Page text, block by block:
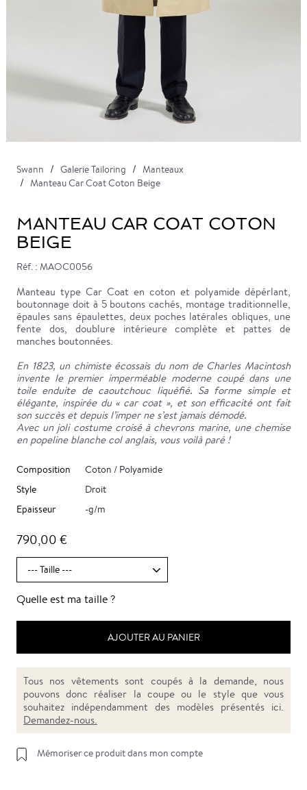
Swann Galerie Tailoring
Manteaux
Manteau Car Coat Coton Beige
MANTEAU CAR COAT COTON
BEIGE
Réf. : MAOC0056
Manteau type Car Coat en coton et polyamide dépérlant,
boutonnage doit à 5 boutons cachés, montage traditionnelle,
épaules sans épaulettes, deux poches latérales obliques, une
fente dos, doublure intérieure complète et pattes de
manches boutonnées.
En 1823, un chimiste écossais du nom de Charles Macintosh
invente le premier imperméable moderne coupé dans une
toile enduite de caoutchouc liquéfié. Sa forme simple et
élégante, inspirée du « car coat », et son efficacité ont fait
son succès et depuis l’imper ne s’est jamais démodé.
Avec un joli costume croisé à chevrons marine, une chemise
en popeline blanche col anglais, vous voilà paré !
Composition
Coton / Polyamide
Style
Droit
Epaisseur
-g/m
790,00 €
Quelle est ma taille ?
AJOUTER AU PANIER
Tous nos vêtements sont coupés à la demande, nous
pouvons donc réaliser la coupe ou le style que vous
souhaitez indépendamment des modèles présentés ici.
Demandez-nous.
Mémoriser ce produit dans mon compte